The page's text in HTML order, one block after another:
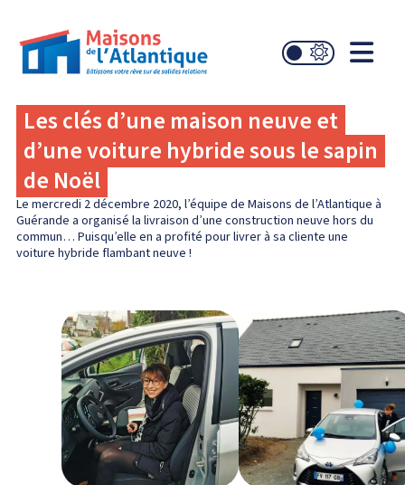
Les clés d’une maison neuve et
d’une voiture hybride sous le sapin
de Noël
Le mercredi 2 décembre 2020, l’équipe de Maisons de l’Atlantique à
Guérande a organisé la livraison d’une construction neuve hors du
commun… Puisqu’elle en a profité pour livrer à sa cliente une
voiture hybride flambant neuve !